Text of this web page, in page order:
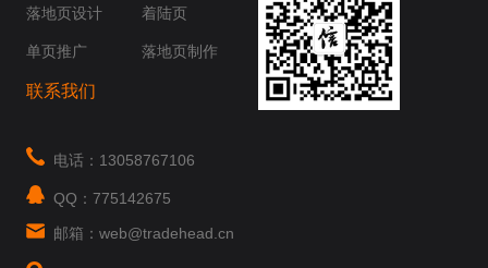
落地页设计
单页推广
着陆页
落地页制作
联系我们
电话：13058767106
QQ：775142675
邮箱：web@tradehead.cn